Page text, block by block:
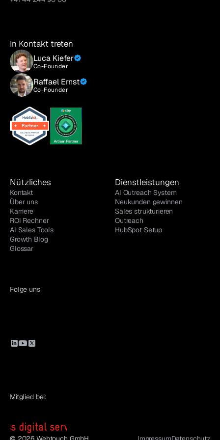
Nützliches
Kontakt
Über uns
Karriere
ROI Rechner
AI Sales Tools
Growth Blog
Glossar
Dienstleistungen
AI Outreach System
Neukunden gewinnen
Sales strukturieren
Outreach
HubSpot Setup
In Kontakt treten
Luca Kiefer
Co-Founder
Raffael Ernst
Co-Founder
Folge uns
Mitglied bei: